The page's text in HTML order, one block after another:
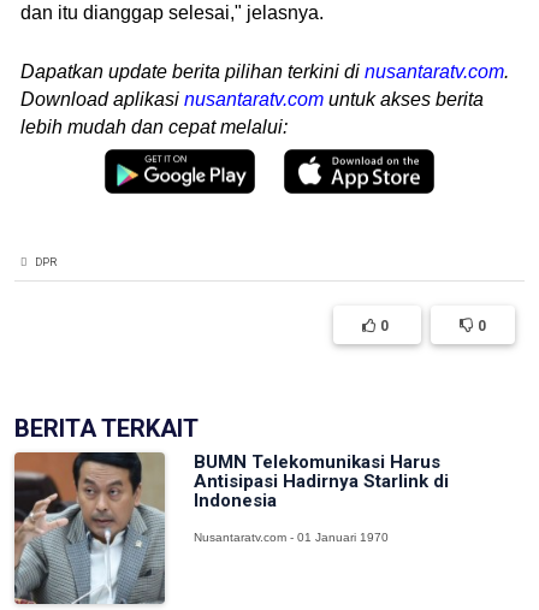
dan itu dianggap selesai," jelasnya.
Dapatkan update berita pilihan terkini di nusantaratv.com.
Download aplikasi nusantaratv.com untuk akses berita
lebih mudah dan cepat melalui:
DPR
0 0
BERITA TERKAIT
BUMN Telekomunikasi Harus
Antisipasi Hadirnya Starlink di
Indonesia
Nusantaratv.com - 01 Januari 1970